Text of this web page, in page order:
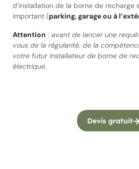
d’installation de la borne de recharge
important (parking, garage ou à
Attention : avant de lancer une
vous de la régularité, de la
votre futur installateur de borne de
électrique.
Devis gratuit